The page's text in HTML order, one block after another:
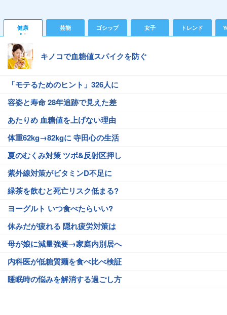
健康 芸能 ゴシップ 女子 トレンド
キノコで血糖値スパイクを防ぐ
「モテるためのヒント」326人に
容姿と寿命 28年追跡で見えた差
あたりめ 血糖値を上げない理由
体重62kg→82kgに 寺田心の生活
夏のむくみ対策 ツボ&反射区押し
紫外線対策がビタミンD不足に
緑茶を飲むと死亡リスク低まる?
ヨーグルト いつ食べたらいい?
休みだが疲れる 隠れ疲労対策は
母が娘に減量強要→家庭内別居へ
内科医が低糖質麺を食べ比べ検証
睡眠時の悩みを解消する過ごし方